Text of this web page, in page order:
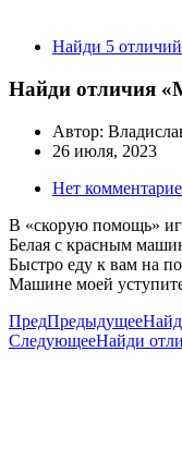
Найди 5 отличий
Найди отличия
Автор:
26 июля, 2023
Нет
В «скорую помощь»
Белая с красным
Быстро еду к вам на
Машине моей
ПредПредыдущее
СледующееНайди